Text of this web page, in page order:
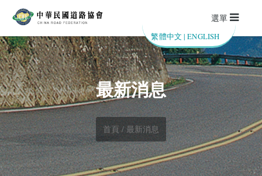
繁體中文 |ENGLISH
選單
最新消息
首頁 / 最新消息